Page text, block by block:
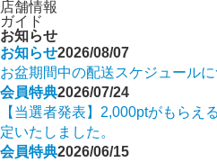
店舗情報
ガイド
お知らせ
お知らせ2026/08/07
お盆期間中の配送スケジュール
会員特典2026/07/24
【当選者発表】2,000ptがもらえ
定いたしました。
会員特典2026/06/15